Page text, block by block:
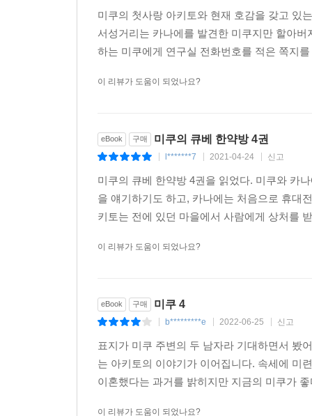
미쿠의 첫사랑 아키토와 현재 호감을 갖고 있
서성거리는 카나에를 발견한 미쿠지만 할아
하는 미쿠에게 연구실 전화번호를 적은 쪽지
이 리뷰가 도움이 되었나요?
eBook 구매 미쿠의 큐베 한약방 4권
l*******7 2021-04-24 신고
미쿠의 큐베 한약방 4권을 읽었다. 미쿠와 카
을 얘기하기도 하고, 카나에는 처음으로 휴대
키토는 전에 있던 마을에서 사람에게 상처를
이 리뷰가 도움이 되었나요?
eBook 구매 미쿠 4
b*********e 2022-06-25 신고
표지가 미쿠 주변의 두 남자라 기대하면서 봤
는 아키토의 이야기가 이어집니다. 속세에 미
이혼했다는 과거를 밝히지만 지금의 미쿠가
이 리뷰가 도움이 되었나요?